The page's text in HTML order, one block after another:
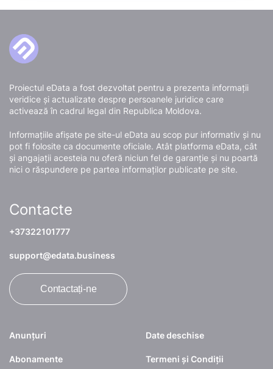
Proiectul eData a fost dezvoltat pentru a prezenta informații
veridice și actualizate despre persoanele juridice care
activează în cadrul legal din Republica Moldova.
Informațiile afișate pe site-ul eData au scop pur informativ și nu
pot fi folosite ca documente oficiale. Atât platforma eData, cât
și angajații acesteia nu oferă niciun fel de garanție și nu poartă
nici o răspundere pe partea informaților publicate pe site.
Anunțuri
Abonamente
Date deschise
Termeni și Condiții
Contacte
+37322101777
support@edata.business
Contactați-ne